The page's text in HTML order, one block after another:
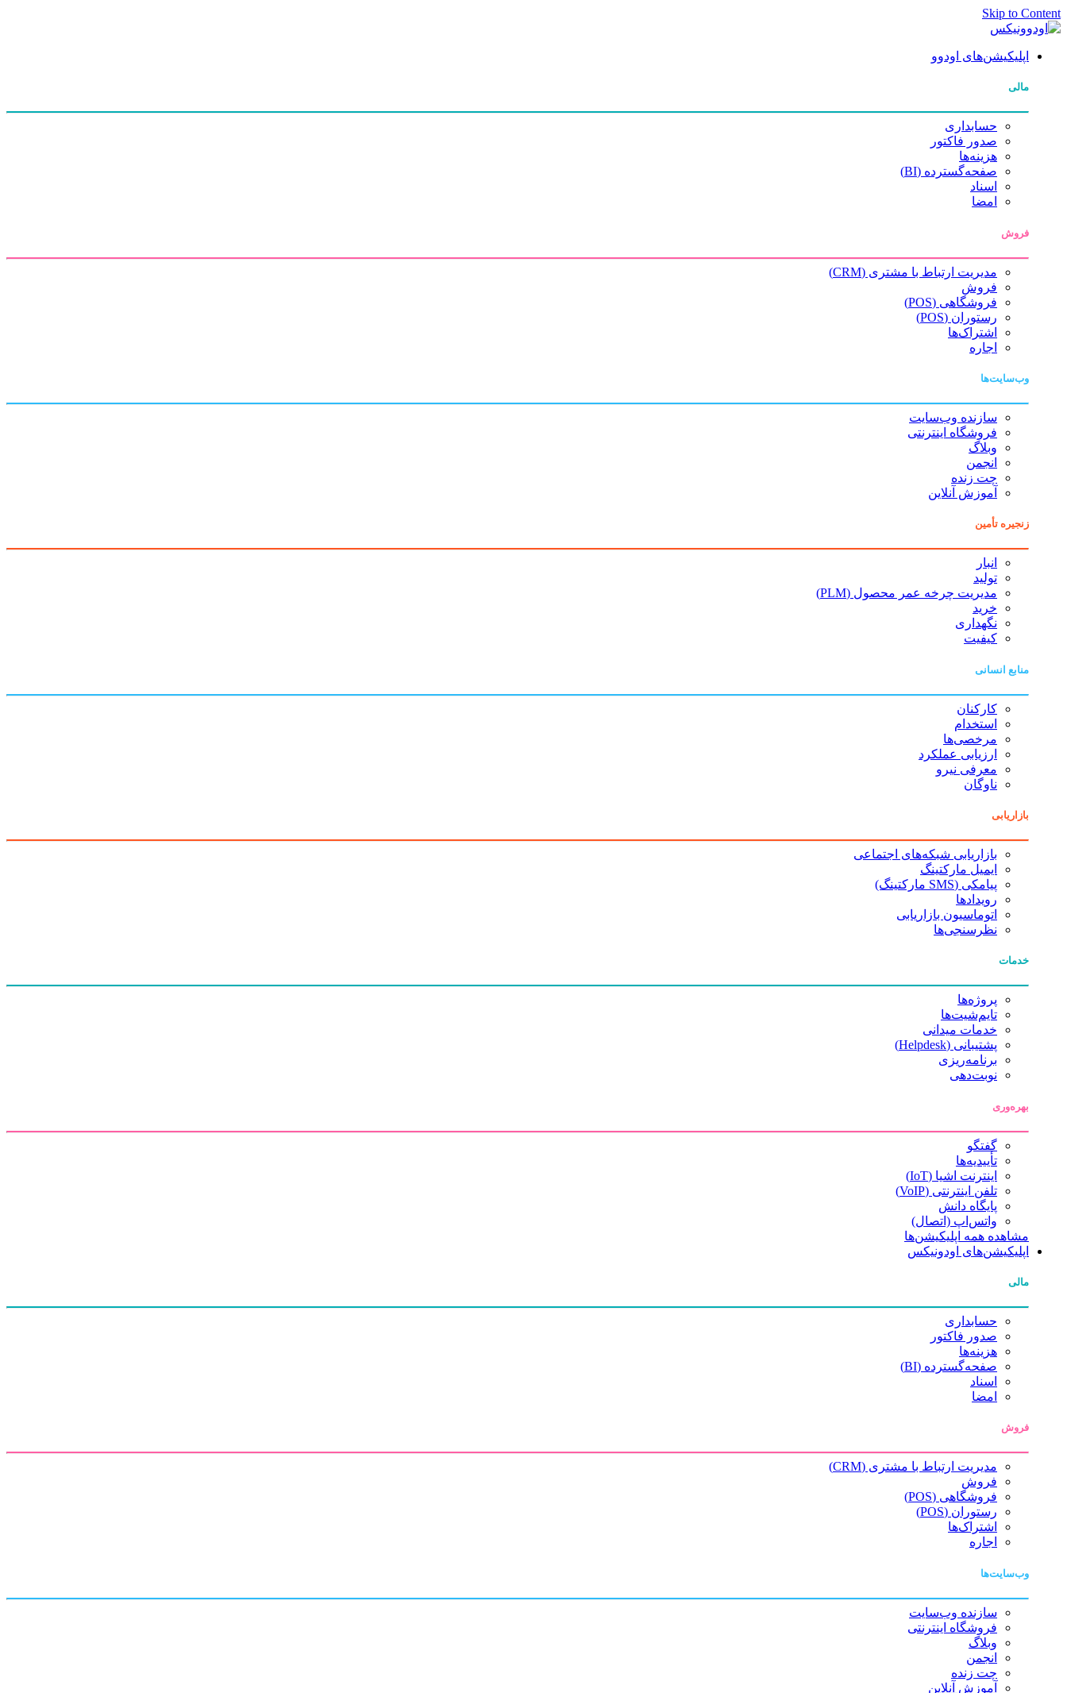
Skip to Content
اپلیکیشن‌های اودوو
مالی
حسابداری
صدور فاکتور
هزینه‌ها
صفحه‌گسترده (BI)
اسناد
امضا
فروش
مدیریت ارتباط با مشتری (CRM)
فروش
فروشگاهی (POS)
رستوران (POS)
اشتراک‌ها
اجاره
وب‌سایت‌ها
سازنده وب‌سایت
فروشگاه اینترنتی
وبلاگ
انجمن
چت زنده
آموزش آنلاین
زنجیره تأمین
انبار
تولید
مدیریت چرخه عمر محصول (PLM)
خرید
نگهداری
کیفیت
منابع انسانی
کارکنان
استخدام
مرخصی‌ها
ارزیابی عملکرد
معرفی نیرو
ناوگان
بازاریابی
بازاریابی شبکه‌های اجتماعی
ایمیل مارکتینگ
پیامکی (SMS مارکتینگ)
رویدادها
اتوماسیون بازاریابی
نظرسنجی‌ها
خدمات
پروژه‌ها
تایم‌شیت‌ها
خدمات میدانی
پشتیبانی (Helpdesk)
برنامه‌ریزی
نوبت‌دهی
بهره‌وری
گفتگو
تأییدیه‌ها
اینترنت اشیا (IoT)
تلفن اینترنتی (VoIP)
پایگاه دانش
واتس‌اپ (اتصال)
مشاهده همه اپلیکیشن‌ها
اپلیکیشن‌های اودونیکس
مالی
حسابداری
صدور فاکتور
هزینه‌ها
صفحه‌گسترده (BI)
اسناد
امضا
فروش
مدیریت ارتباط با مشتری (CRM)
فروش
فروشگاهی (POS)
رستوران (POS)
اشتراک‌ها
اجاره
وب‌سایت‌ها
سازنده وب‌سایت
فروشگاه اینترنتی
وبلاگ
انجمن
چت زنده
آموزش آنلاین